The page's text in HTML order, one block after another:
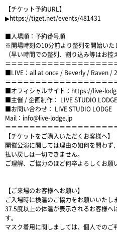
【チケット予約URL】
▶︎https://tiget.net/events/481431
■入場順：予約番号順
※開場時刻の10分前より整列を開始いた
（早い時間での整列、割り込み等はお控
＝＝＝＝＝＝＝＝＝＝＝＝＝＝＝＝＝＝
■LIVE：all at once / Beverly / Raven /
＝＝＝＝＝＝＝＝＝＝＝＝＝＝＝＝＝＝
■オフィシャルサイト：https://live-
■主催 / 企画制作： LIVE STUDIO LODGE
■お問い合わせ： LIVE STUDIO LODGE
Mail：info@live-lodge.jp
＝＝＝＝＝＝＝＝＝＝＝＝＝＝＝＝＝＝
【チケットをご購入いただくお客様へ】
開催公演に関しては理由の如何を問わず
払い戻しは一切できません。
ご理解、ご協力のほど何卒よろしくお願
【ご来場のお客様へお願い】
ご入場時に検温のご協力をお願いいたし
37.5度以上の体温が表示されるお客様へ
す。
マスク着用に関しましては、個人でのご